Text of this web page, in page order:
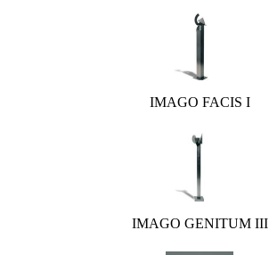
IMAGO FACIS I
IMAGO GENITUM III